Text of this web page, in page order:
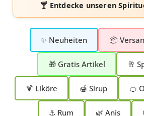
🍸 Entdecke unseren
✨ Neuheiten 📦
🎁 Gratis Artikel 🥂
🍹 Liköre 🍯 Sirup 🍊
⚓ Rum 🌿 Anis